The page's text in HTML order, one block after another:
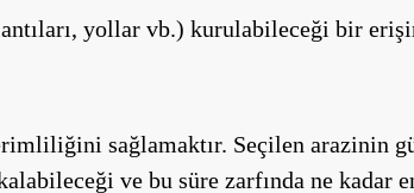
yollar vb.) kurulabileceği bir
sağlamaktır. Seçilen arazinin
ve bu süre zarfında ne kadar